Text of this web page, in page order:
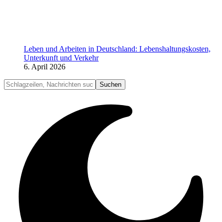
Leben und Arbeiten in Deutschland: Lebenshaltungskosten,
Unterkunft und Verkehr
6. April 2026